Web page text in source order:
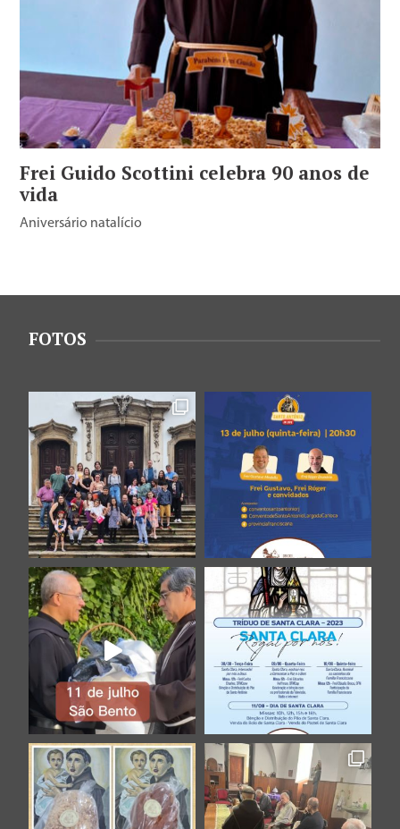
Frei Guido Scottini celebra 90 anos de
vida
Aniversário natalício
FOTOS